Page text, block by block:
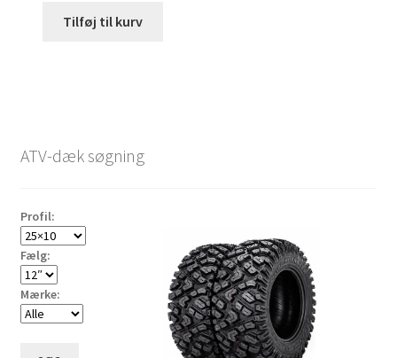
Tilføj til kurv
ATV-dæk søgning
Profil:
Fælg:
Mærke: